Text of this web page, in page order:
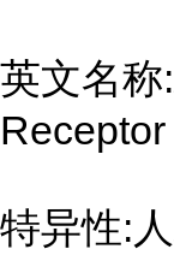
英文名
特异性: